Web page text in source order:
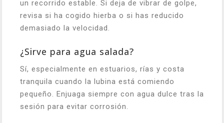
un recorrido estable. Si deja de vibrar de golpe,
revisa si ha cogido hierba o si has reducido
demasiado la velocidad.
¿Sirve para agua salada?
Sí, especialmente en estuarios, rías y costa
tranquila cuando la lubina está comiendo
pequeño. Enjuaga siempre con agua dulce tras la
sesión para evitar corrosión.